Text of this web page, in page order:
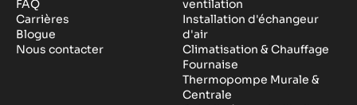
FAQ
Carrières
Blogue
Nous contacter
ventilation
Installation d'échangeur
d'air
Climatisation & Chauffage
Fournaise
Thermopompe Murale &
Centrale